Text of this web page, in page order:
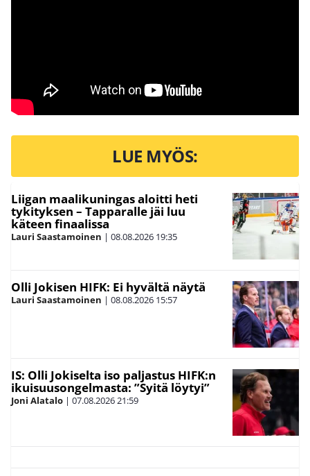
LUE MYÖS:
Liigan maalikuningas aloitti heti
tykityksen – Tapparalle jäi luu
käteen finaalissa
Lauri Saastamoinen | 08.08.2026 19:35
Olli Jokisen HIFK: Ei hyvältä näytä
Lauri Saastamoinen | 08.08.2026 15:57
IS: Olli Jokiselta iso paljastus HIFK:n
ikuisuusongelmasta: ”Syitä löytyi”
Joni Alatalo | 07.08.202621:59